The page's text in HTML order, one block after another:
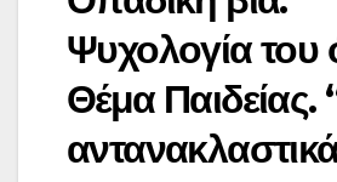
Ψυχολογία του
Θέμα Παιδείας.